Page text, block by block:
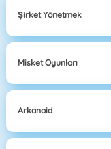
Şirket Yönetmek
Misket Oyunları
Arkanoid